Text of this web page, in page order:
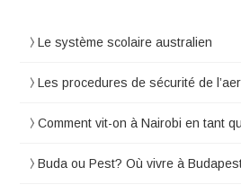
Le système scolaire australien
Les procedures de sécurité de
Comment vit-on à Nairobi en tant
Buda ou Pest? Où vivre à